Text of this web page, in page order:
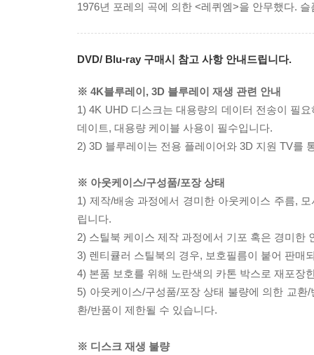
1976년 포레의 곡에 의한 <레퀴엠>을 안무했다.
DVD/ Blu-ray 구매시 참고 사항 안내드립니다.
※ 4K블루레이, 3D 블루레이 재생 관련 안내
1) 4K UHD 디스크는 대용량의 데이터 전송이 필
데이트, 대용량 케이블 사용이 필수입니다.
2) 3D 블루레이는 전용 플레이어와 3D 지원 TV를
※ 아웃케이스/구성품/포장 상태
1) 제작/배송 과정에서 경미한 아웃케이스 주름,
립니다.
2) 스틸북 케이스 제작 과정에서 기포 혹은 경미한
3) 렌티큘러 스틸북의 경우, 보호필름이 붙어 판매
4) 본품 보호를 위해 노란색의 카톤 박스로 재포장
5) 아웃케이스/구성품/포장 상태 불량에 의한 교
환/반품이 제한될 수 있습니다.
※ 디스크 재생 불량